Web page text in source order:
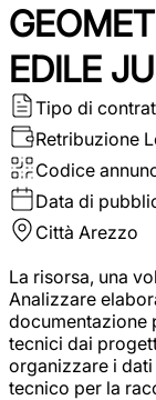
EDILE
Tipo di
Retribuzione
Codice
Data di
Città Arezzo
La risorsa, una
Analizzare
documentazione
tecnici dai
organizzare i
tecnico per la